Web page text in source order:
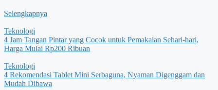
Selengkapnya
Teknologi
4 Jam Tangan Pintar yang Cocok untuk Pemakaian Sehari-hari,
Harga Mulai Rp200 Ribuan
Teknologi
4 Rekomendasi Tablet Mini Serbaguna, Nyaman Digenggam dan
Mudah Dibawa